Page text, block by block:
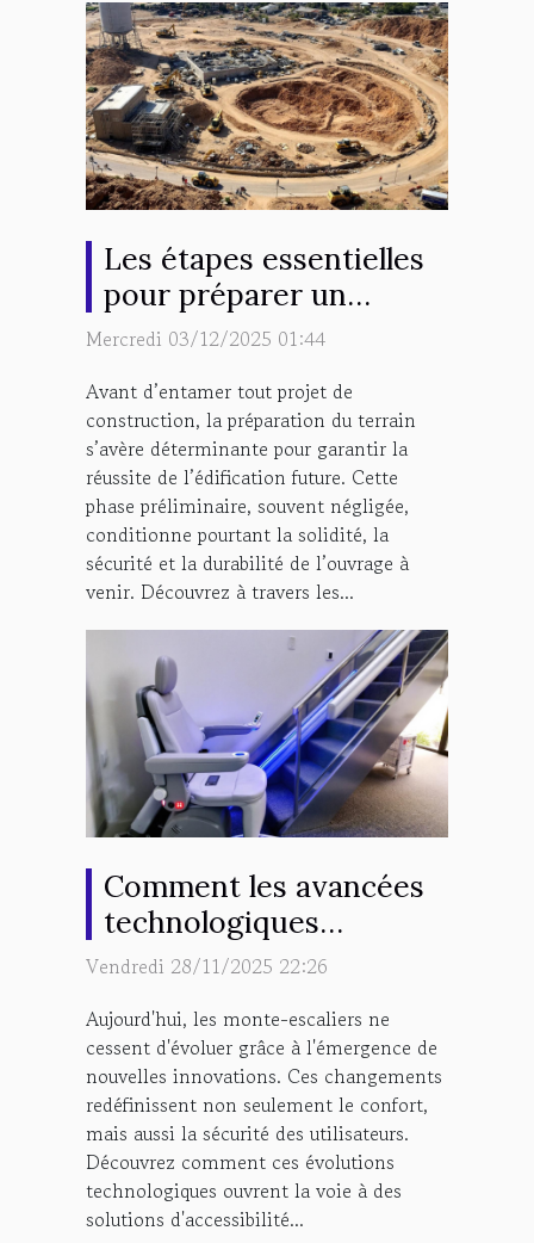
Les étapes essentielles
pour préparer un
terrain pour un projet
Mercredi 03/12/2025 01:44
Avant d’entamer tout projet de
construction, la préparation du terrain
s’avère déterminante pour garantir la
réussite de l’édification future. Cette
phase préliminaire, souvent négligée,
conditionne pourtant la solidité, la
sécurité et la durabilité de l’ouvrage à
venir. Découvrez à travers les...
Comment les avancées
technologiques
transforment-elles les
Vendredi 28/11/2025 22:26
Aujourd'hui, les monte-escaliers ne
cessent d'évoluer grâce à l'émergence de
nouvelles innovations. Ces changements
redéfinissent non seulement le confort,
mais aussi la sécurité des utilisateurs.
Découvrez comment ces évolutions
technologiques ouvrent la voie à des
solutions d'accessibilité...